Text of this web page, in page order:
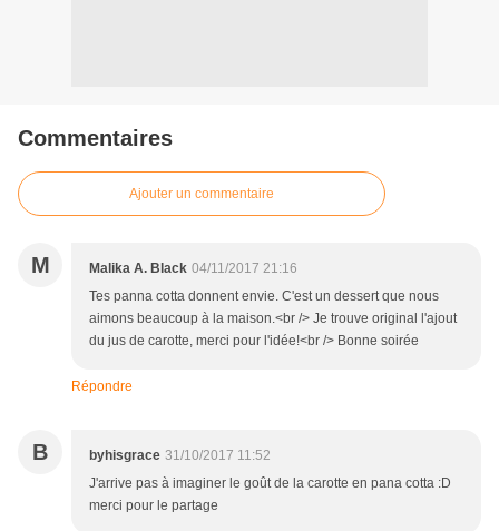
Commentaires
Ajouter un commentaire
M Malika A. Black 04/11/2017 21:16
Tes panna cotta donnent envie. C'est un dessert que nous
aimons beaucoup à la maison.<br /> Je trouve original l'ajout
du jus de carotte, merci pour l'idée!<br /> Bonne soirée
Répondre
B byhisgrace 31/10/2017 11:52
J'arrive pas à imaginer le goût de la carotte en pana cotta :D
merci pour le partage